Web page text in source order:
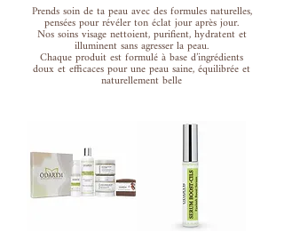
Prends soin de ta peau avec des formules naturelles,
pensées pour révéler ton éclat jour après jour.
Nos soins visage nettoient, purifient, hydratent et
illuminent sans agresser la peau.
Chaque produit est formulé à base d’ingrédients
doux et efficaces pour une peau saine, équilibrée et
naturellement belle